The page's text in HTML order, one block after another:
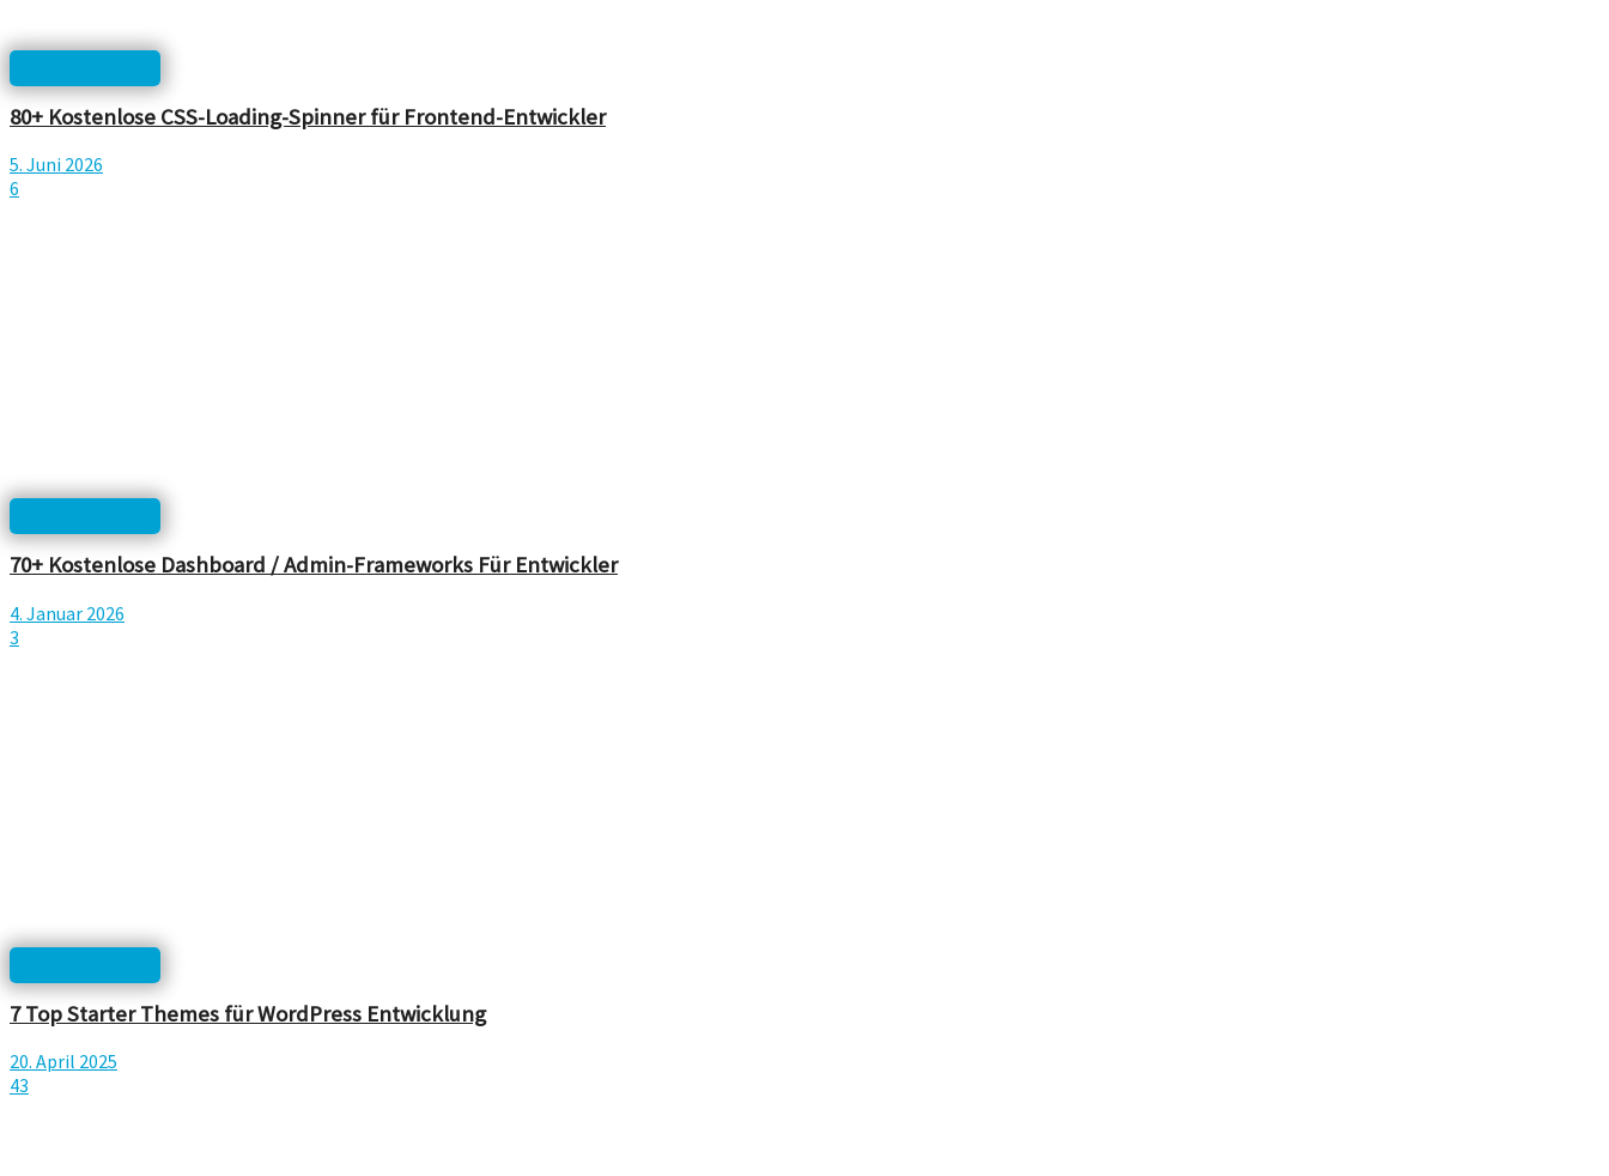
80+ Kostenlose CSS-Loading-Spinner für Frontend-Entwickler
5. Juni 2026
6
70+ Kostenlose Dashboard / Admin-Frameworks Für Entwickler
4. Januar 2026
3
7 Top Starter Themes für WordPress Entwicklung
20. April 2025
43